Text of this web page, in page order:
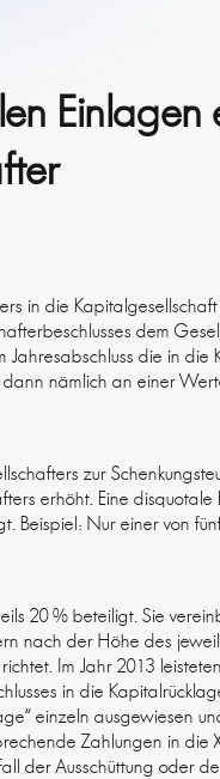
Einlagen
in die
dem
die in die
dann nämlich an einer
zur
erhöht. Eine disquotale
Beispiel: Nur einer von
20 % beteiligt. Sie
nach der Höhe des
Im Jahr 2013
in die
einzeln ausgewiesen
Zahlungen in die
der Ausschüttung oder